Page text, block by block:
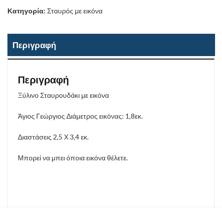
Κατηγορία: Σταυρός με εικόνα
Περιγραφή
Περιγραφή
Ξύλινο Σταυρουδάκι με εικόνα
Άγιος Γεώργιος Διάμετρος εικόνας: 1,8εκ.
Διαστάσεις 2,5 Χ 3,4 εκ.
Μπορεί να μπει όποια εικόνα θέλετε.